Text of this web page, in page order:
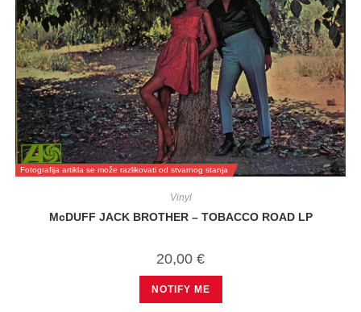
Fotografija artikla se može razlikovati od stvarnog stanja
Vinyl
McDUFF JACK BROTHER – TOBACCO ROAD LP
20,00 €
NOTIFY ME